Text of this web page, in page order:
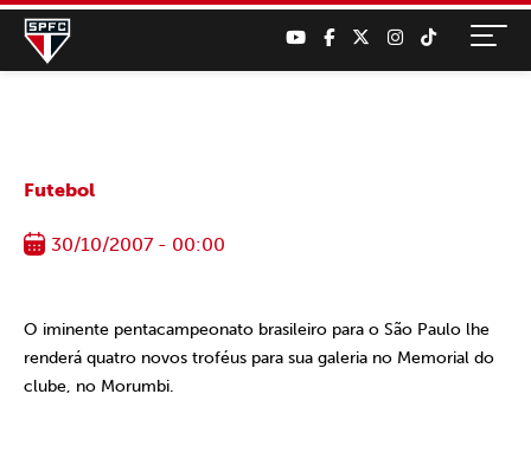
Futebol
30/10/2007 - 00:00
O iminente pentacampeonato brasileiro para o São Paulo lhe
renderá quatro novos troféus para sua galeria no Memorial do
clube, no Morumbi.